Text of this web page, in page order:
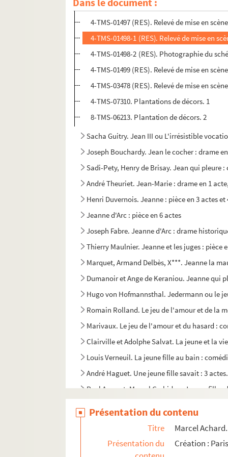
4-TMS-01496 (RES). Relevé de mise en
4-TMS-01497 (RES). Relevé de mise en
4-TMS-01498-1 (RES). Relevé de mise en
4-TMS-01498-2 (RES). Photographie du
4-TMS-01499 (RES). Relevé de mise en
4-TMS-03478 (RES). Relevé de mise en
4-TMS-07310. Plantations de décors. 1
8-TMS-06213. Plantation de décors. 2
Sacha Guitry. Jean III ou L'irrésistible
Joseph Bouchardy. Jean le cocher : drame
Sadi-Pety, Henry de Brisay. Jean qui pleure :
André Theuriet. Jean-Marie : drame en 1
Henri Duvernois. Jeanne : pièce en 3 actes
Jeanne d'Arc : pièce en 6 actes
Joseph Fabre. Jeanne d'Arc : drame
Thierry Maulnier. Jeanne et les juges : pièce
Marquet, Armand Delbès, X***. Jeanne la
Dumanoir et Ange de Keraniou. Jeanne qui
Hugo von Hofmannsthal. Jedermann ou le
Romain Rolland. Le jeu de l'amour et de la
Marivaux. Le jeu de l'amour et du hasard :
Clairville et Adolphe Salvat. La jeune et la
Louis Verneuil. La jeune fille au bain :
André Haguet. Une jeune fille savait : 3
Paul Armont, Marcel Gerbidon. Jeunes filles
Ponson du Terrail. La jeunesse du roi Henri
Présentation du contenu
Titre
Marcel
Présentation du
Création :